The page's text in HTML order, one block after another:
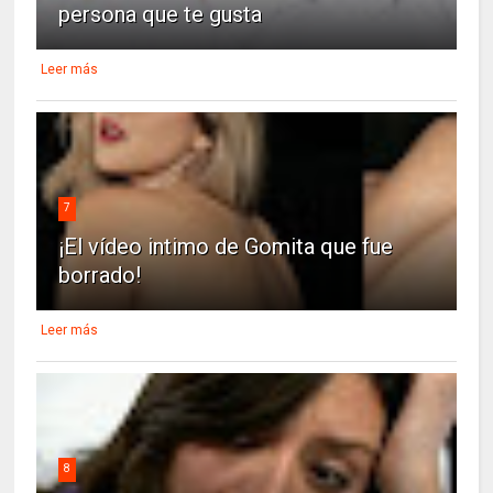
persona que te gusta
Leer más
7
¡El vídeo intimo de Gomita que fue
borrado!
Leer más
8